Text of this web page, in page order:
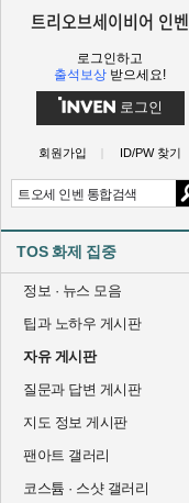
트리오브세이비어 인벤
로그인하고
출석보상 받으세요!
로그인
회원가입 ID/PW 찾기
TOS 화제 집중
정보 · 뉴스 모음
팁과 노하우 게시판
자유 게시판
질문과 답변 게시판
지도 정보 게시판
팬아트 갤러리
코스튬 · 스샷 갤러리